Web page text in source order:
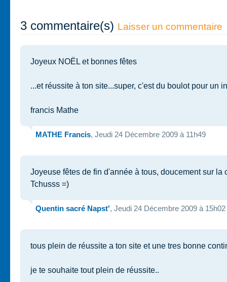
3 commentaire(s) Laisser un commentaire
Joyeux NOËL et bonnes fêtes
...et réussite à ton site...super, c'est du boulot pour un
francis Mathe
MATHE Francis, Jeudi 24 Décembre 2009 à 11h49
Joyeuse fêtes de fin d'année à tous, doucement sur la
Tchusss =)
Quentin sacré Napst', Jeudi 24 Décembre 2009 à 15h02
tous plein de réussite a ton site et une tres bonne
je te souhaite tout plein de réussite..